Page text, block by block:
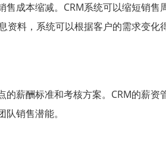
成本缩减。CRM系统可以缩短销售
料，系统可以根据客户的需求变化
薪酬标准和考核方案。CRM的薪资
销售潜能。